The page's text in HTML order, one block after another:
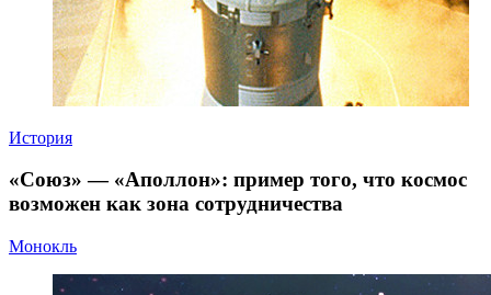
История
«Союз» — «Аполлон»: пример того, что космос
возможен как зона сотрудничества
Монокль